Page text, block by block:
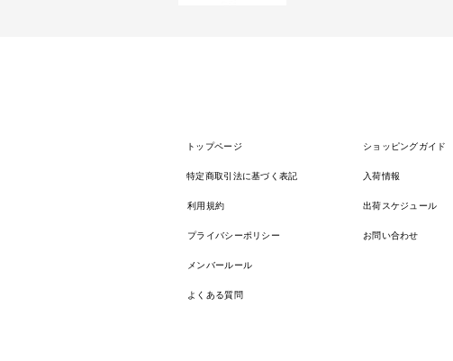
トップページ
特定商取引法に基づく表記
利用規約
プライバシーポリシー
メンバールール
よくある質問
ショッピングガイド
入荷情報
出荷スケジュール
お問い合わせ